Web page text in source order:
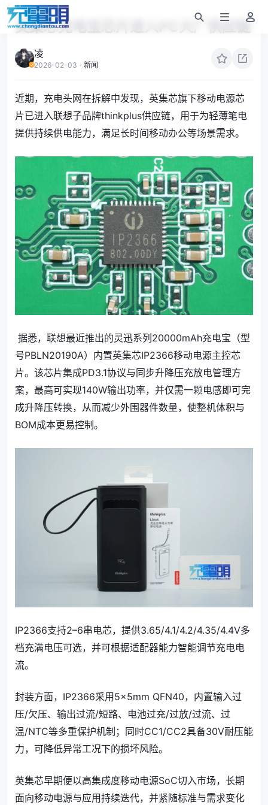
英集芯充电宝芯片进入PC大厂供应链
凌
2026-02-03 · 新闻
近期，充电头网在拆解中发现，英集芯旗下移动电源芯
片已进入联想子品牌thinkplus供应链，用于为轻薄笔电
提供持续供电能力，满足长时间移动办公等场景需求。
据悉，联想最近推出的灵迅系列20000mAh充电宝（型
号PBLN20190A）内置英集芯IP2366移动电源主控芯
片。该芯片集成PD3.1协议与同步升降压充放电管理方
案，最高可实现140W输出功率，并仅需一颗电感即可完
成升降压转换，从而减少外围器件数量，使整机体积与
BOM成本更易控制。
IP2366支持2–6串电芯，提供3.65/4.1/4.2/4.35/4.4V多
档充满电压可选，并可根据适配器能力智能调节充电电
流。
封装方面，IP2366采用5×5mm QFN40，内置输入过
压/欠压、输出过流/短路、电池过充/过放/过流、过
温/NTC等多重保护机制；同时CC1/CC2具备30V耐压能
力，可降低异常工况下的损坏风险。
英集芯早期便以高集成度移动电源SoC切入市场，长期
面向移动电源与应用持续迭代，并紧随标准与需求变化